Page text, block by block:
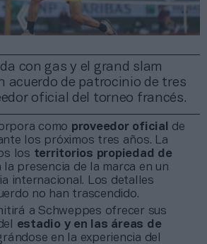
con gas y el grand slam
acuerdo de patrocinio de tres
oficial del torneo francés.
como proveedor oficial
de
los próximos tres años. La
los territorios propiedad de
la presencia de la marca en un
internacional. Los detalles
no han trascendido.
a Schweppes ofrecer sus
estadio y en las áreas de
en la experiencia del